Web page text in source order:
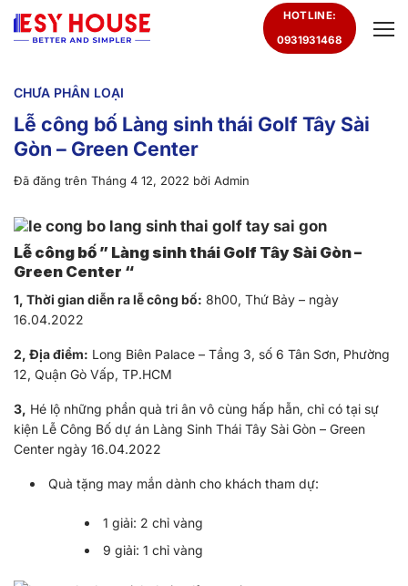
đến
HOTLINE:
0931931468
CHƯA PHÂN LOẠI
Lễ công bố Làng sinh thái Golf Tây Sài
Gòn – Green Center
Đã đăng trên Tháng 4 12, 2022 bởi Admin
Lễ công bố ” Làng sinh thái Golf Tây Sài Gòn –
Green Center “
1, Thời gian diễn ra lễ công bố: 8h00, Thứ Bảy – ngày
16.04.2022
2, Địa điểm: Long Biên Palace – Tầng 3, số 6 Tân Sơn, Phường
12, Quận Gò Vấp, TP.HCM
3, Hé lộ những phần quà tri ân vô cùng hấp hẫn, chỉ có tại sự
kiện Lễ Công Bố dự án Làng Sinh Thái Tây Sài Gòn – Green
Center ngày 16.04.2022
Quà tặng may mắn dành cho khách tham dự:
1 giải: 2 chỉ vàng
9 giải: 1 chỉ vàng